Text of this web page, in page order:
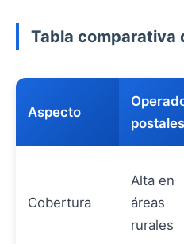
Tabla comparativa
Aspecto
postales
Cobertura
Alta en
áreas
rurales